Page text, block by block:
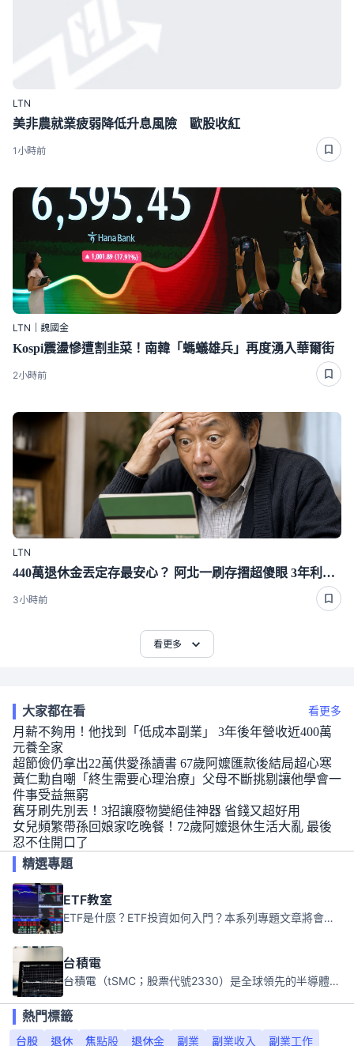
LTN
美非農就業疲弱降低升息風險 歐股收紅
1小時前
LTN｜魏國金
Kospi震盪慘遭割韭菜！南韓「螞蟻雄兵」再度湧入華爾街
2小時前
LTN
440萬退休金丟定存最安心？ 阿北一刷存摺超傻眼 3年利息僅1千多
3小時前
看更多
大家都在看 看更多
月薪不夠用！他找到「低成本副業」 3年後年營收近400萬
元養全家
超節儉仍拿出22萬供愛孫讀書 67歲阿嬤匯款後結局超心寒
黃仁勳自嘲「終生需要心理治療」父母不斷挑剔讓他學會一
件事受益無窮
舊牙刷先別丟！3招讓廢物變絕佳神器 省錢又超好用
女兒頻繁帶孫回娘家吃晚餐！72歲阿嬤退休生活大亂 最後
忍不住開口了
精選專題
ETF教室
ETF是什麼？ETF投資如何入門？本系列專題文章將會告訴你新手必須知道的ETF基礎知識。
台積電
台積電（tSMC；股票代號2330）是全球領先的半導體代工公司，成立於1987年，總部位於台灣新竹。且已於美國、日本、德國及中國設廠，台積電是全球首家專業積體電路製造服務公司，也是全球最先進和最大規模的半導體代工廠。
熱門標籤
台股
退休 焦點股 退休金 副業 副業收入 副業工作